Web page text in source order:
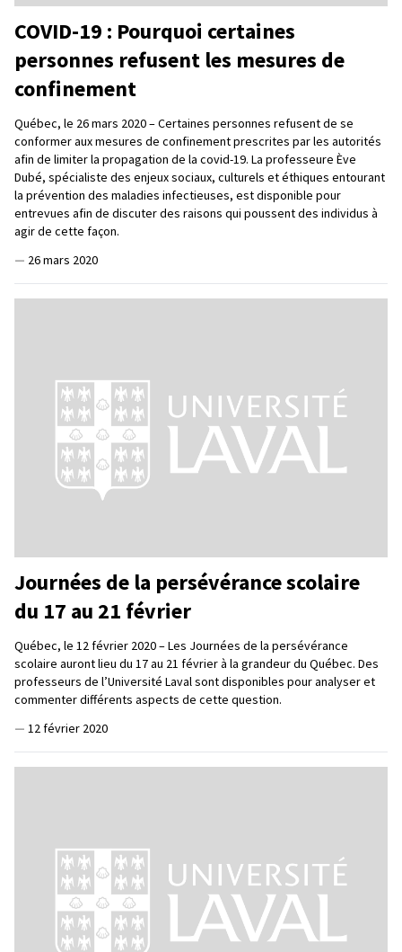
COVID-19 : Pourquoi certaines
personnes refusent les mesures de
confinement
Québec, le 26 mars 2020 – Certaines personnes refusent de se
conformer aux mesures de confinement prescrites par les autorités
afin de limiter la propagation de la covid-19. La professeure Ève
Dubé, spécialiste des enjeux sociaux, culturels et éthiques entourant
la prévention des maladies infectieuses, est disponible pour
entrevues afin de discuter des raisons qui poussent des individus à
agir de cette façon.
— 26 mars 2020
Journées de la persévérance scolaire
du 17 au 21 février
Québec, le 12 février 2020 – Les Journées de la persévérance
scolaire auront lieu du 17 au 21 février à la grandeur du Québec. Des
professeurs de l’Université Laval sont disponibles pour analyser et
commenter différents aspects de cette question.
— 12 février 2020